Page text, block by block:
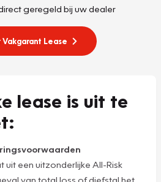
geregeld bij uw dealer
Lease
lease is uit te
uit een uitzonderlijke All-Risk
van total loss of diefstal het